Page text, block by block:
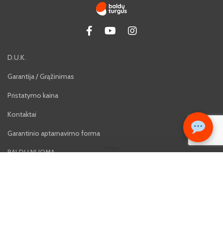
D.U.K.
Garantija / Grąžinimas
Pristatymo kaina
Kontaktai
Garantinio aptarnavimo forma
BALDŲ NUOMA